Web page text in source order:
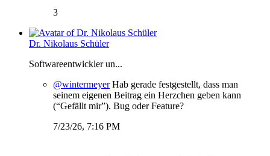
3
Dr. Nikolaus Schüler
Softwareentwickler un...
@wintermeyerHab gerade festgestellt, dass man
seinem eigenen Beitrag ein Herzchen geben kann
(“Gefällt mir”). Bug oder Feature?
7/23/26, 7:16 PM